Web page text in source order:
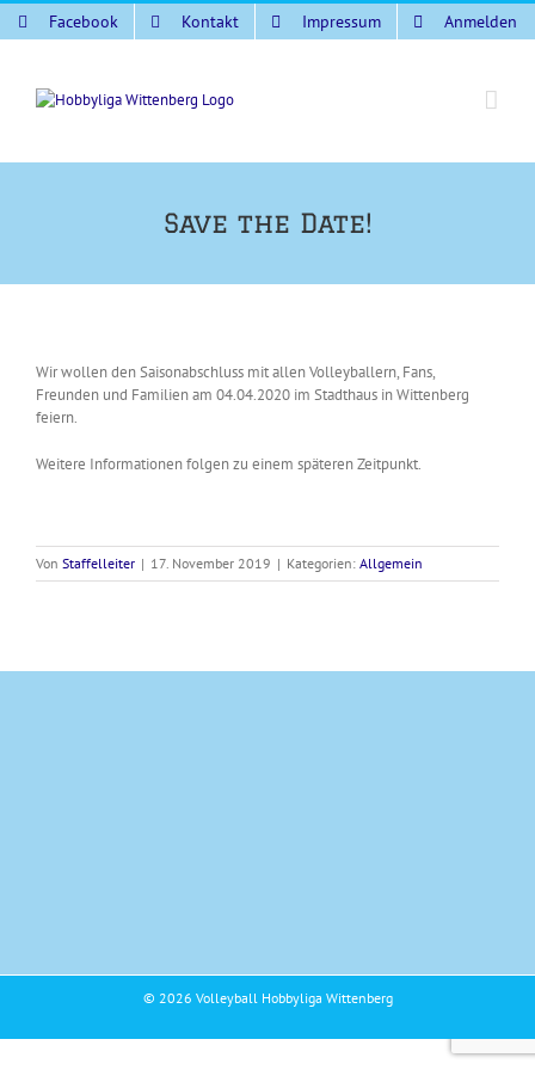
Zum
Inhalt
Facebook Kontakt Impressum Anmelden
Save the Date!
Wir wollen den Saisonabschluss mit allen Volleyballern, Fans,
Freunden und Familien am 04.04.2020 im Stadthaus in Wittenberg
feiern.
Weitere Informationen folgen zu einem späteren Zeitpunkt.
Von Staffelleiter | 17. November 2019 | Kategorien: Allgemein
© 2026 Volleyball Hobbyliga Wittenberg